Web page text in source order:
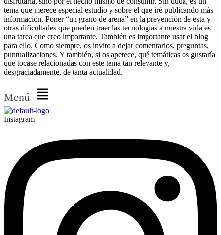
tema que merece especial estudio y sobre el que iré publicando más
información. Poner “un grano de arena” en la prevención de esta y
otras dificultades que pueden traer las tecnologías a nuestra vida es
una tarea que creo importante. También es importante usar el blog
para ello. Como siempre, os invito a dejar comentarios, preguntas,
puntualizaciones. Y también, si os apetece, qué temáticas os gustaría
que tocase relacionadas con este tema tan relevante y,
desgraciadamente, de tanta actualidad.
Menú
Instagram